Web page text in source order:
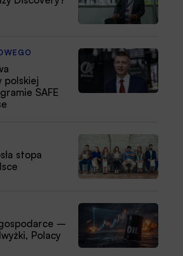
polskiej
SAFE
stopa
–
Polacy